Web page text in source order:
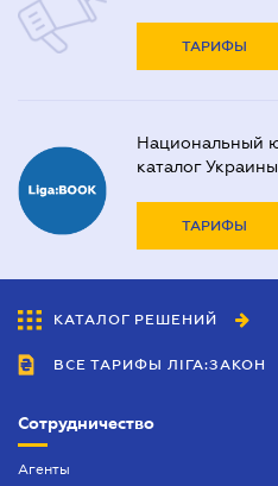
ТАРИФЫ
Национальный
каталог Украины
ТАРИФЫ
КАТАЛОГ РЕШЕНИЙ
ВСЕ ТАРИФЫ ЛІГА:ЗАКОН
Сотрудничество
Агенты